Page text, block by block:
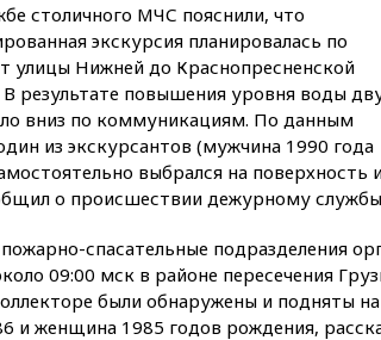
столичного МЧС пояснили, что
экскурсия планировалась по
улицы Нижней до Краснопресненской
результате повышения уровня воды
вниз по коммуникациям. По данным
из экскурсантов (мужчина 1990 года
выбрался на поверхность
о происшествии дежурному службы
спасательные подразделения
09:00 мск в районе пересечения
были обнаружены и подняты
и женщина 1985 годов рождения,